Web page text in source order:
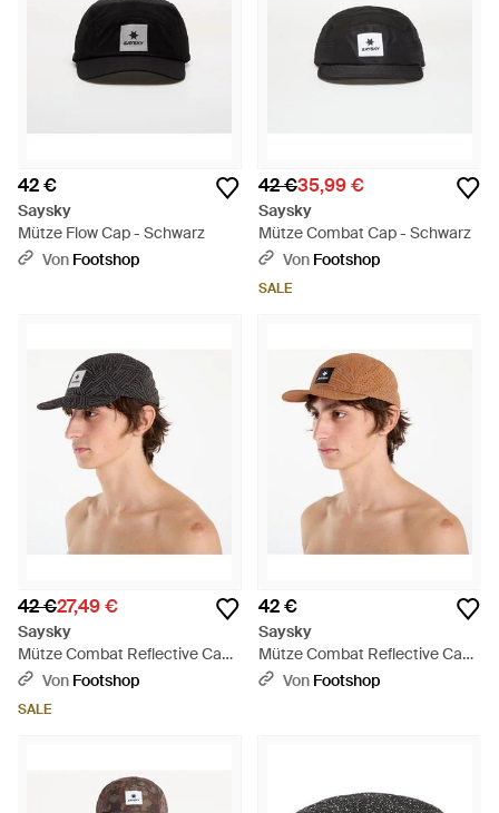
42 €
Saysky
Mütze Flow Cap - Schwarz
Von Footshop
42 €35,99 €
Saysky
Mütze Combat Cap - Schwarz
Von Footshop
SALE
42 €27,49 €
Saysky
Mütze Combat Reflective Cap -
Schwarz
Von Footshop
SALE
42 €
Saysky
Mütze Combat Reflective Cap -
Braun
Von Footshop